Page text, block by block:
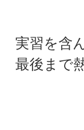
実習を含
最後まで